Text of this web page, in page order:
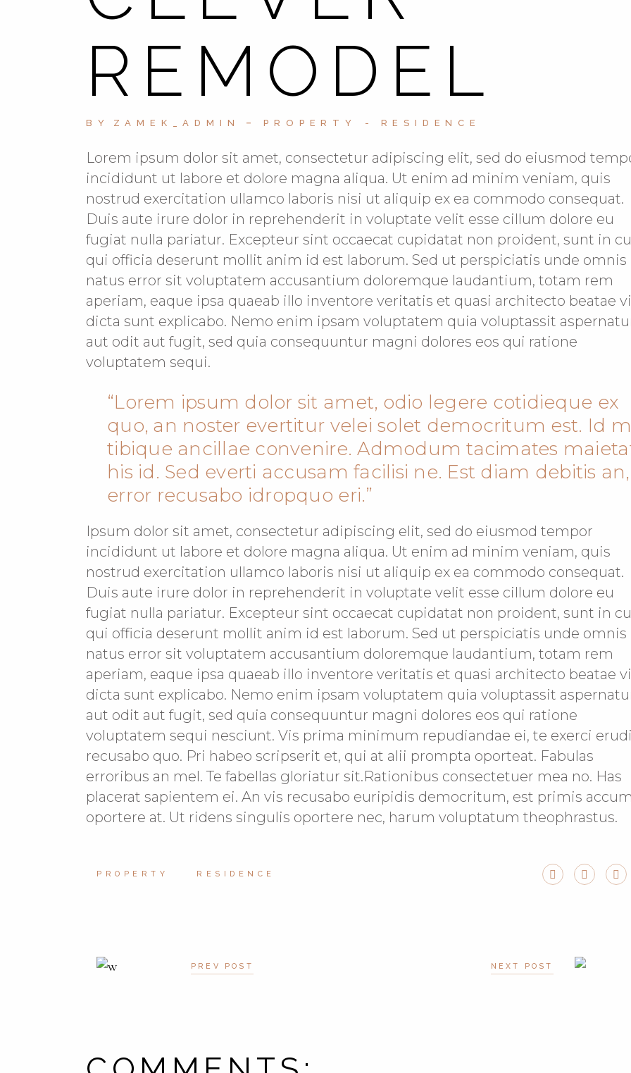
REMODEL
BY ZAMEK_ADMIN PROPERTY RESIDENCE
Lorem ipsum dolor sit amet, consectetur adipiscing elit, sed do eiusmod
incididunt ut labore et dolore magna aliqua. Ut enim ad minim veniam, quis
nostrud exercitation ullamco laboris nisi ut aliquip ex ea commodo consequat.
Duis aute irure dolor in reprehenderit in voluptate velit esse cillum dolore eu
fugiat nulla pariatur. Excepteur sint occaecat cupidatat non proident, sunt in
qui officia deserunt mollit anim id est laborum. Sed ut perspiciatis unde omnis
natus error sit voluptatem accusantium doloremque laudantium, totam rem
aperiam, eaque ipsa quaeab illo inventore veritatis et quasi architecto beatae
dicta sunt explicabo. Nemo enim ipsam voluptatem quia voluptassit
aut odit aut fugit, sed quia consequuntur magni dolores eos qui ratione
voluptatem sequi.
Lorem ipsum dolor sit amet, odio legere cotidieque ex
quo, an noster evertitur velei solet democritum est. Id
tibique ancillae convenire. Admodum tacimates
his id. Sed everti accusam facilisi ne. Est diam debitis an,
error recusabo idropquo eri.
Ipsum dolor sit amet, consectetur adipiscing elit, sed do eiusmod tempor
incididunt ut labore et dolore magna aliqua. Ut enim ad minim veniam, quis
nostrud exercitation ullamco laboris nisi ut aliquip ex ea commodo consequat.
Duis aute irure dolor in reprehenderit in voluptate velit esse cillum dolore eu
fugiat nulla pariatur. Excepteur sint occaecat cupidatat non proident, sunt in
qui officia deserunt mollit anim id est laborum. Sed ut perspiciatis unde omnis
natus error sit voluptatem accusantium doloremque laudantium, totam rem
aperiam, eaque ipsa quaeab illo inventore veritatis et quasi architecto beatae
dicta sunt explicabo. Nemo enim ipsam voluptatem quia voluptassit
aut odit aut fugit, sed quia consequuntur magni dolores eos qui ratione
voluptatem sequi nesciunt. Vis prima minimum repudiandae ei, te exerci
recusabo quo. Pri habeo scripserit et, qui at alii prompta oporteat. Fabulas
erroribus an mel. Te fabellas gloriatur sit.Rationibus consectetuer mea no. Has
placerat sapientem ei. An vis recusabo euripidis democritum, est primis
oportere at. Ut ridens singulis oportere nec, harum voluptatum theophrastus.
PROPERTY RESIDENCE
PREV POST NEXT POST